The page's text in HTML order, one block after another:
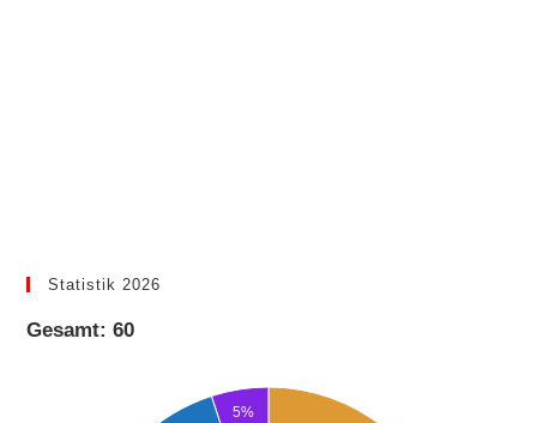
Statistik 2026
Gesamt: 60
5%